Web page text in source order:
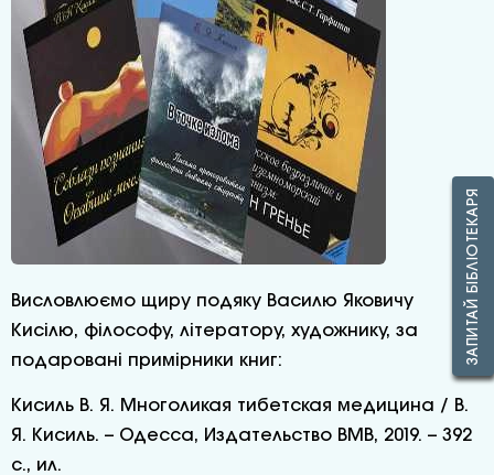
Висловлюємо щиру подяку Василю Яковичу
Кисілю, філософу, літератору, художнику, за
подаровані примірники книг:
Кисиль В. Я. Многоликая тибетская медицина / В.
Я. Кисиль. – Одесса, Издательство ВМВ, 2019. – 392
с., ил.
ЗАПИТАЙ БІБЛІОТЕКАРЯ